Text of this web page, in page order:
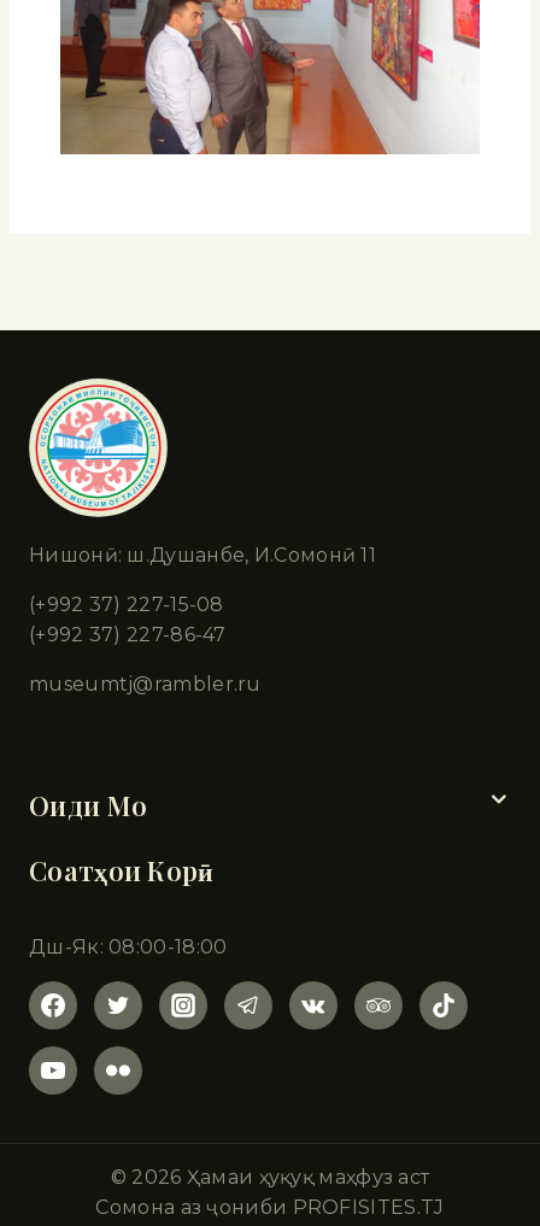
Нишонӣ: ш.Душанбе, И.Сомонӣ 11
(+992 37) 227-15-08
(+992 37) 227-86-47
museumtj@rambler.ru
Оиди Мо
Соатҳои Корӣ
Дш-Як: 08:00-18:00
© 2026 Ҳамаи ҳуқуқ маҳфуз аст
Сомона аз ҷониби PROFISITES.TJ